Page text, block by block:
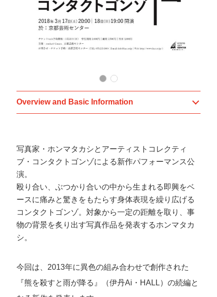
Overview and Basic Information
写真家・ホンマタカシとアーティストコレクティ
ブ・コンタクトゴンゾによる新作パフォーマンス公
演。
殴り合い、ぶつかり合いの中から生まれる即興をベ
ースに痛みと驚きをもたらす身体表現を繰り広げる
コンタクトゴンゾ。対象から一定の距離を取り、事
物の背景を炙り出す写真作品を発表するホンマタカ
シ。
今回は、2013年に異色の組み合わせで創作された
『熊を殺すと雨が降る』（伊丹Ai・HALL）の続編と